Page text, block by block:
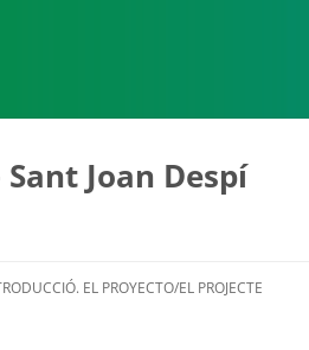
Joan Despí
al EL PROYECTO/EL PROJECTE